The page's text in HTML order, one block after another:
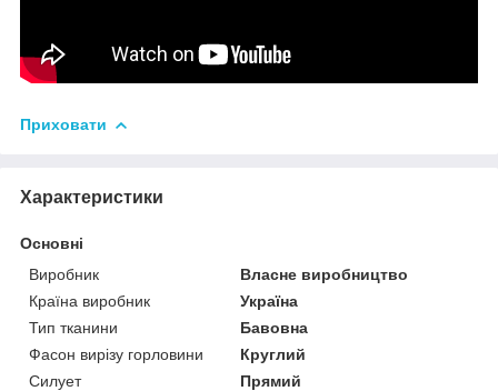
Приховати
Характеристики
Основні
Виробник
Власне виробництво
Країна виробник
Україна
Тип тканини
Бавовна
Фасон вирізу горловини
Круглий
Силует
Прямий